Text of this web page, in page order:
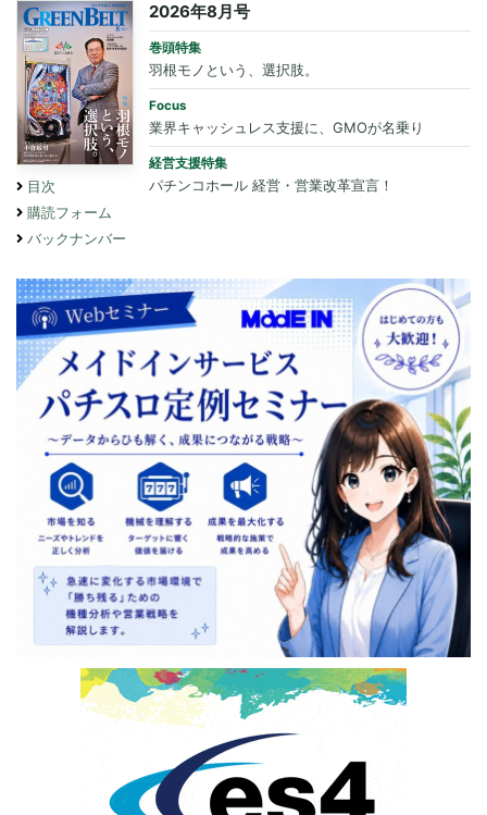
目次
購読フォーム
バックナンバー
2026年8月号
巻頭特集
羽根モノという、選択肢。
Focus
業界キャッシュレス支援に、GMOが名乗り
経営支援特集
パチンコホール 経営・営業改革宣言！